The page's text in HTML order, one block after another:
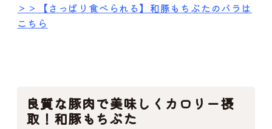
＞＞【さっぱり食べられる】和豚もちぶたのバラは
こちら
良質な豚肉で美味しくカロリー摂
取！和豚もちぶた